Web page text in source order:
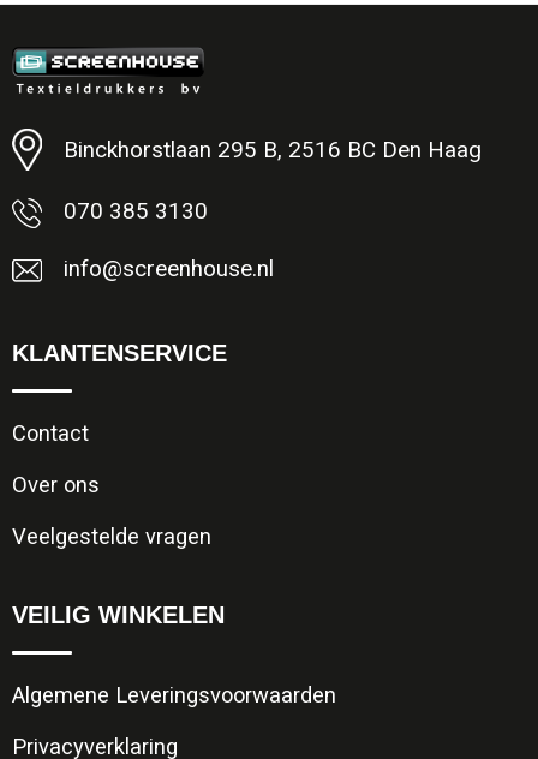
Minimale afname: 1
Binckhorstlaan 295 B, 2516 BC Den Haag
070 385 3130
info@screenhouse.nl
KLANTENSERVICE
Contact
Over ons
Veelgestelde vragen
VEILIG WINKELEN
Algemene Leveringsvoorwaarden
Privacyverklaring